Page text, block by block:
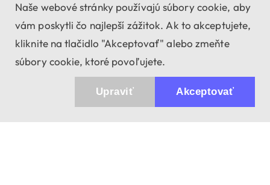
Naše webové stránky používajú súbory cookie, aby
vám poskytli čo najlepší zážitok. Ak to akceptujete,
kliknite na tlačidlo "Akceptovať" alebo zmeňte
súbory cookie, ktoré povoľujete.
Akceptovať
Upraviť